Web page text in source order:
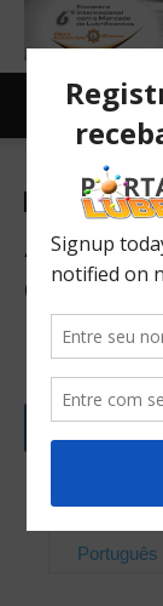
API
PC-12
14/04/2026
Português